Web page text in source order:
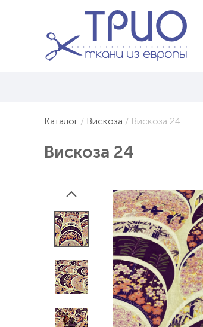
Каталог Вискоза Вискоза 24
Вискоза 24